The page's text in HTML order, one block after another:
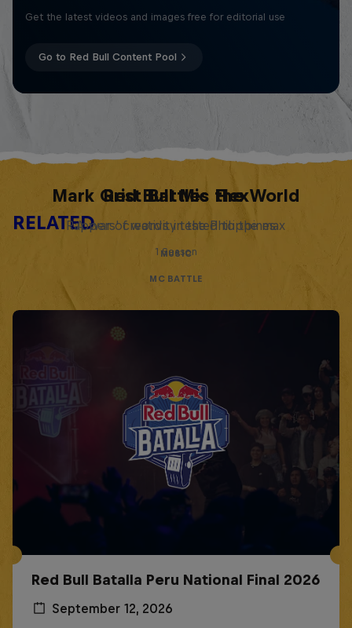
Get the latest videos and images free for editorial use
Go to Red Bull Content Pool
RELATED
Mark Grist Battles the World
A war of words in the Philippines
MUSIC
Red Bull Mic Flex
Rappers' creativity tested to the max
1 Season
MC BATTLE
Red Bull Batalla Peru National Final 2026
September 12, 2026